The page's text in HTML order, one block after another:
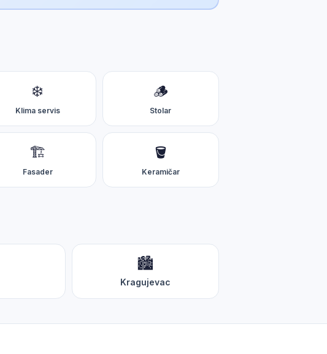
❄️
Klima servis
🪵
Stolar
🏗️
Fasader
🪣
Keramičar
🏙️
Kragujevac